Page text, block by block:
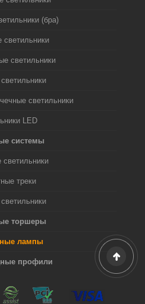
(бра)
светильники
светильники
светильники
LED
системы
светильники
треки
торшеры
лампы
профили